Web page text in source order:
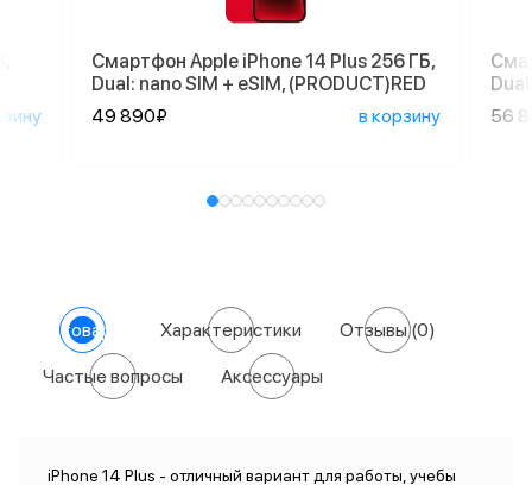
Смартфон Apple iPhone 14 Plus 256 ГБ,
Dual: nano SIM + eSIM, (PRODUCT)RED
49 890₽
в корзину
56
О товаре Характеристики Отзывы(0)
Частые вопросы Аксессуары
iPhone 14 Plus - отличный вариант для работы, учебы